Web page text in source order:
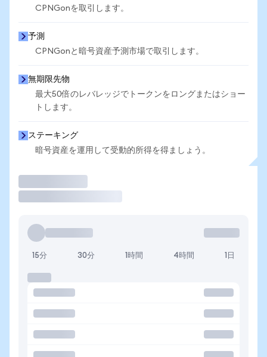
CPNGonを取引します。
予測
CPNGonと暗号資産予測市場で取引します。
無期限先物
最大50倍のレバレッジでトークンをロングまたはショー
トします。
ステーキング
暗号資産を運用して受動的所得を得ましょう。
15分 30分 1時間 4時間 1日